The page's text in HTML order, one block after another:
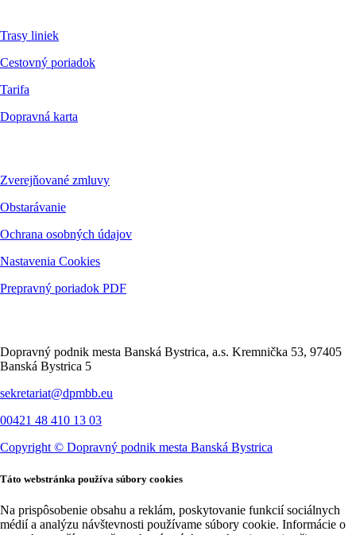
Trasy liniek
Cestovný poriadok
Tarifa
Dopravná karta
Zverejňované zmluvy
Obstarávanie
Ochrana osobných údajov
Nastavenia Cookies
Prepravný poriadok PDF
Dopravný podnik mesta Banská Bystrica, a.s. Kremnička 53, 97405
Banská Bystrica 5
sekretariat@dpmbb.eu
00421 48 410 13 03
Copyright © Dopravný podnik mesta Banská Bystrica
Táto webstránka používa súbory cookies
Na prispôsobenie obsahu a reklám, poskytovanie funkcií sociálnych
médií a analýzu návštevnosti používame súbory cookie. Informácie o